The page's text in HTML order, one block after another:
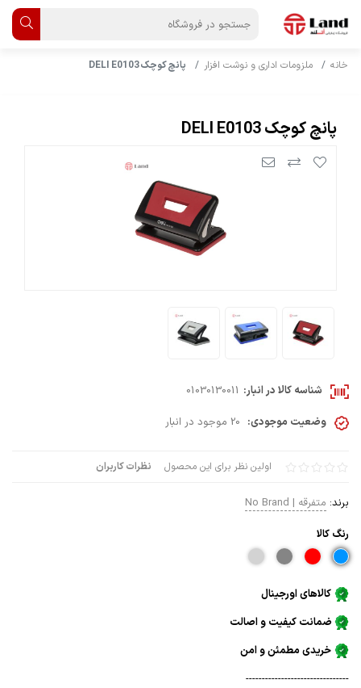
خانه ملزومات اداری و نوشت افزار پانچ کوچک DELI E0103
پانچ کوچک DELI E0103
اولین نظر برای این محصول نظرات کاربران
برند: متفرقه | No Brand
رنگ كالا
کالاهای اورجینال
ضمانت کیفیت و اصالت
خریدی مطمئن و امن
--------------------------------
شناسه کالا در انبار: 01030130011
وضعیت موجودی: 20 موجود در انبار